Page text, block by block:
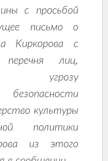
с просьбой
письмо о
Киркорова с
перечня лиц,
угрозу
культуры
политики
из этого